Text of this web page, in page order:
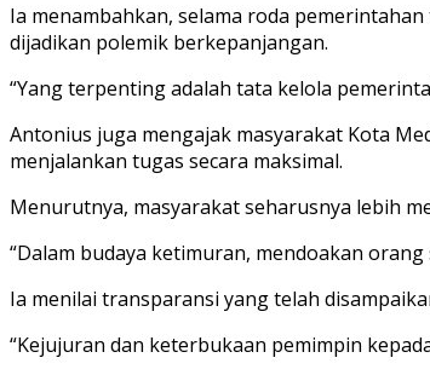
Ia menambahkan, selama roda
dijadikan polemik berkepanjangan.
“Yang terpenting adalah tata kelola
Antonius juga mengajak masyarakat Kota
menjalankan tugas secara maksimal.
Menurutnya, masyarakat seharusnya lebih
“Dalam budaya ketimuran, mendoakan
Ia menilai transparansi yang telah
“Kejujuran dan keterbukaan pemimpin